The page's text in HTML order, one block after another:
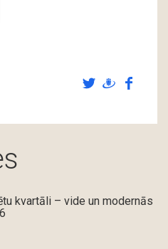
kvartāli – vide un modernās